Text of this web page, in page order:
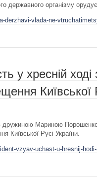
державного організму орудує
derzhavi-vlada-ne-
у хресній ході
Київської
Мариною Порошенко
Київської Русі-України.
vzyav-uchast-u-hresnij-